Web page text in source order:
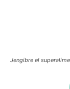
Jengibre el